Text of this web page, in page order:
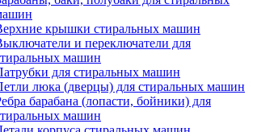
крышки стиральных машин
и переключатели для
машин
для стиральных машин
люка (дверцы) для стиральных машин
барабана (лопасти, бойники) для
машин